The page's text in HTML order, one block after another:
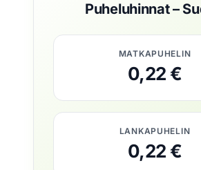
Puheluhinnat –
MATKAPUHELIN
0,22 €
LANKAPUHELIN
0,22 €